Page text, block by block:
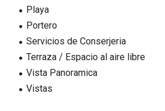
Playa
Portero
Servicios de Conserjeria
Terraza / Espacio al aire libre
Vista Panoramica
Vistas